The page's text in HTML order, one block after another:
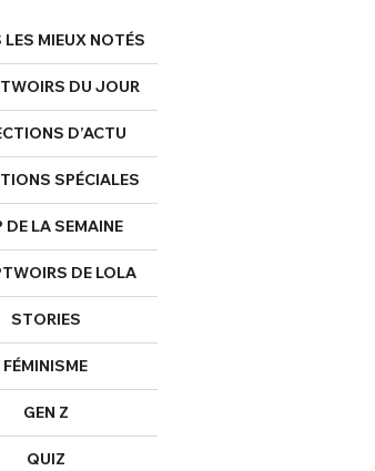
MIEUX NOTÉS
DU JOUR
D’ACTU
SPÉCIALES
DE LA SEMAINE
DE LOLA
STORIES
FÉMINISME
GEN Z
QUIZ